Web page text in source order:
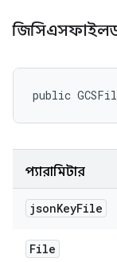
public
প্যারামিটার
jsonKeyFile
File